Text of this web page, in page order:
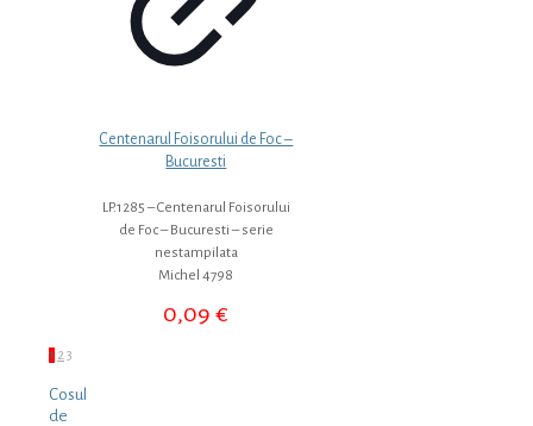
Centenarul Foisorului de Foc –
Bucuresti
LP.1285 – Centenarul Foisorului
de Foc – Bucuresti – serie
nestampilata
Michel 4798
0,09€
1 23
Cosul
de